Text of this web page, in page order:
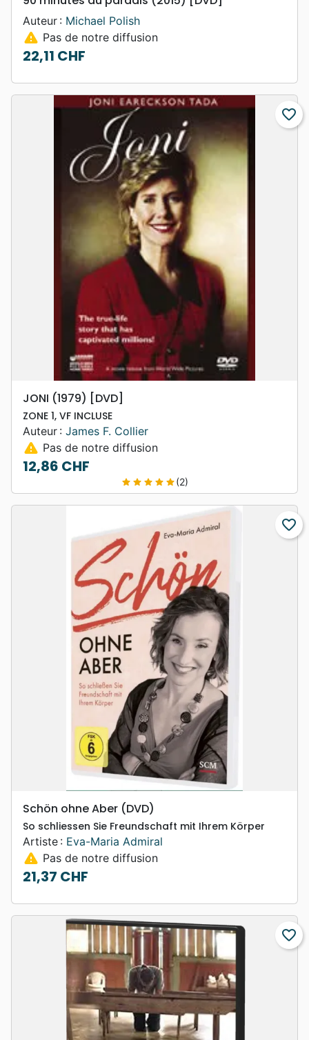
Auteur : Michael Polish
warning Pas de notre diffusion
Prix
22,11 CHF
favorite_border
JONI (1979) [DVD]
ZONE 1, VF INCLUSE
Auteur : James F. Collier
warning Pas de notre diffusion
Prix
12,86 CHF
star star star star star(2)
favorite_border
Schön ohne Aber (DVD)
So schliessen Sie Freundschaft mit Ihrem Körper
Artiste : Eva-Maria Admiral
warning Pas de notre diffusion
Prix
21,37 CHF
favorite_border